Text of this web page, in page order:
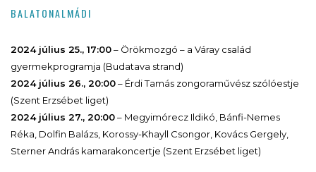
BALATONALMÁDI
2024 július 25., 17:00– Örökmozgó – a Váray család
gyermekprogramja (Budatava strand)
2024 július 26., 20:00– Érdi Tamás zongoraművész szólóestje
(Szent Erzsébet liget)
2024 július 27., 20:00– Megyimórecz Ildikó, Bánfi-Nemes
Réka, Dolfin Balázs, Korossy-Khayll Csongor, Kovács Gergely,
Sterner András kamarakoncertje (Szent Erzsébet liget)